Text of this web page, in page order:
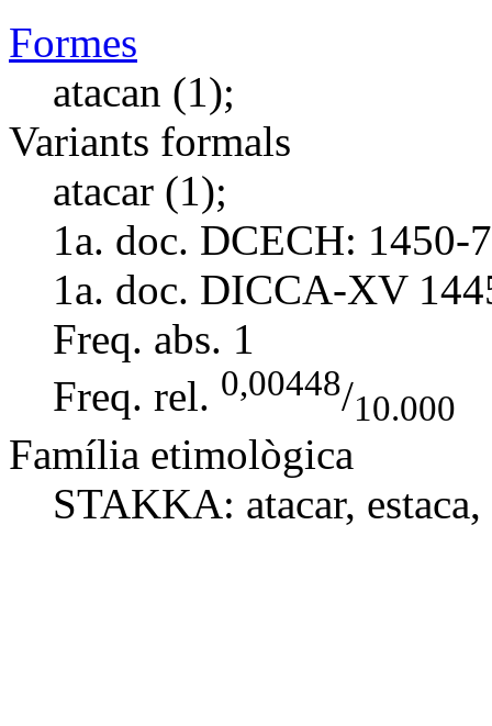
Formes
atacan (1);
Variants formals
atacar (1);
1a. doc. DCECH: 1450-
1a. doc. DICCA-XV
Freq. abs. 1
Freq. rel. 0,00448/10.000
Família etimològica
STAKKA: atacar, estaca,